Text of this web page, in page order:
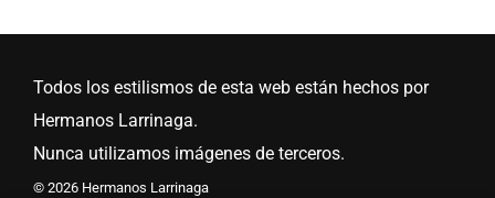
Todos los estilismos de esta web están hechos por
Hermanos Larrinaga.
Nunca utilizamos imágenes de terceros.
© 2026 Hermanos Larrinaga